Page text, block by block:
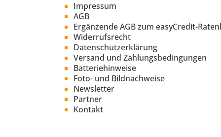
Impressum
AGB
Ergänzende AGB zum easyCredit-
Widerrufsrecht
Datenschutzerklärung
Versand und Zahlungsbedingungen
Batteriehinweise
Foto- und Bildnachweise
Newsletter
Partner
Kontakt